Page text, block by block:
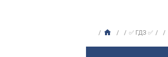
✅ ГДЗ ✅